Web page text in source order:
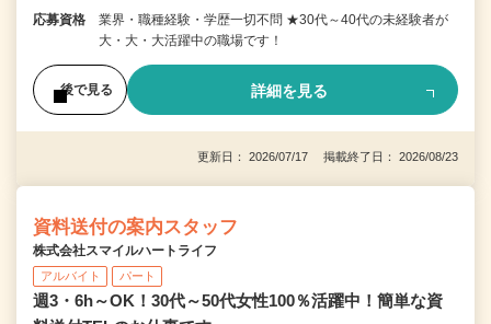
応募資格
業界・職種経験・学歴一切不問 ★30代～40代の未経験者が
大・大・大活躍中の職場です！
後で見る 詳細を見る
更新日： 2026/07/17 掲載終了日： 2026/08/23
資料送付の案内スタッフ
株式会社スマイルハートライフ
アルバイト パート
週3・6h～OK！30代～50代女性100％活躍中！簡単な資